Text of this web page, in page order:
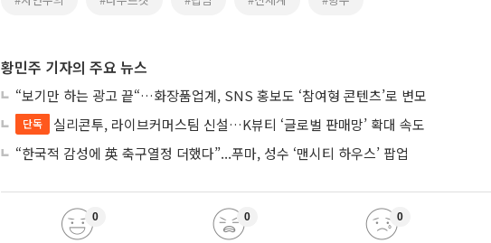
황민주 기자의 주요 뉴스
“보기만 하는 광고 끝“…화장품업계, SNS 홍보도 ‘참여형 콘텐츠’로 변모
단독
실리콘투, 라이브커머스팀 신설…K뷰티 ‘글로벌 판매망’ 확대 속도
“한국적 감성에 英 축구열정 더했다”...푸마, 성수 ‘맨시티 하우스’ 팝업
0 0 0